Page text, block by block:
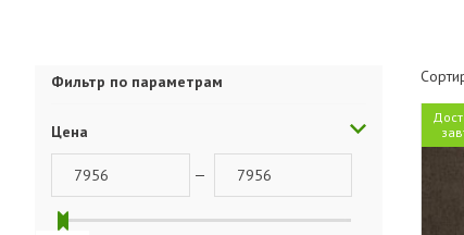
Фильтр по параметрам
Цена
—